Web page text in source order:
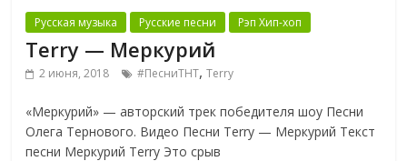
Русская музыка Русские песни Рэп Хип-хоп
Terry — Меркурий
2 июня, 2018 #ПесниТНТ,Terry
«Меркурий» — авторский трек победителя шоу Песни
Олега Тернового. Видео Песни Terry — Меркурий Текст
песни Меркурий Terry Это срыв